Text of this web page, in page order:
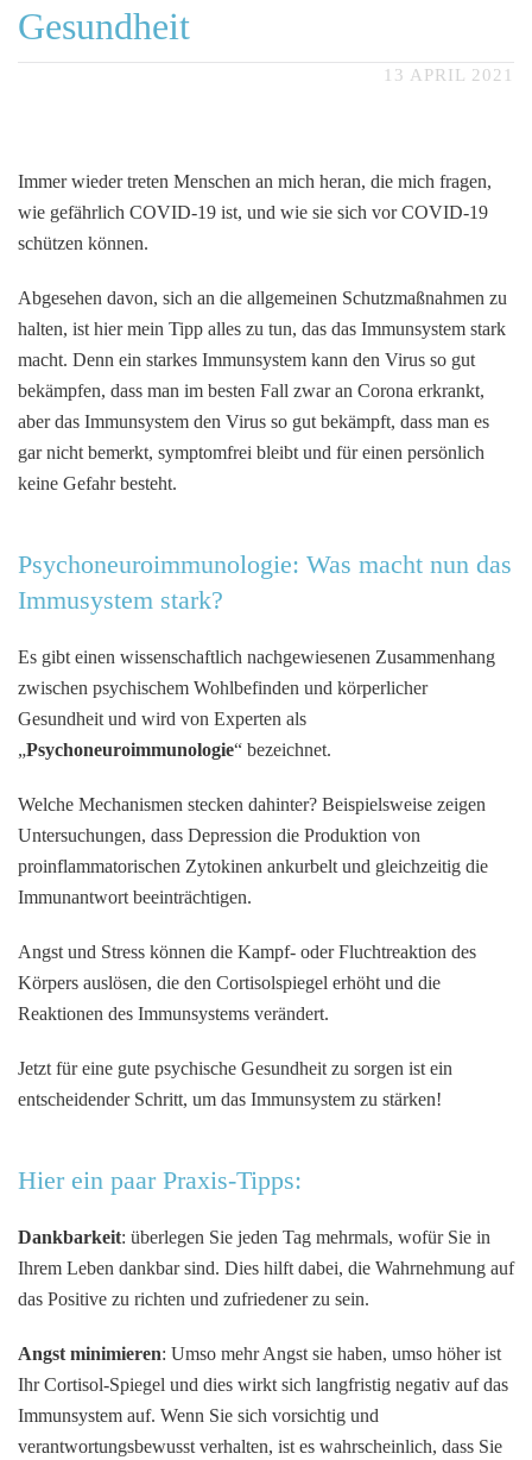
Gesundheit
13 APRIL 2021
Immer wieder treten Menschen an mich heran, die mich fragen,
wie gefährlich COVID-19 ist, und wie sie sich vor COVID-19
schützen können.
Abgesehen davon, sich an die allgemeinen Schutzmaßnahmen zu
halten, ist hier mein Tipp alles zu tun, das das Immunsystem stark
macht. Denn ein starkes Immunsystem kann den Virus so gut
bekämpfen, dass man im besten Fall zwar an Corona erkrankt,
aber das Immunsystem den Virus so gut bekämpft, dass man es
gar nicht bemerkt, symptomfrei bleibt und für einen persönlich
keine Gefahr besteht.
Psychoneuroimmunologie: Was macht nun das
Immusystem stark?
Es gibt einen wissenschaftlich nachgewiesenen Zusammenhang
zwischen psychischem Wohlbefinden und körperlicher
Gesundheit und wird von Experten als
„Psychoneuroimmunologie“ bezeichnet.
Welche Mechanismen stecken dahinter? Beispielsweise zeigen
Untersuchungen, dass Depression die Produktion von
proinflammatorischen Zytokinen ankurbelt und gleichzeitig die
Immunantwort beeinträchtigen.
Angst und Stress können die Kampf- oder Fluchtreaktion des
Körpers auslösen, die den Cortisolspiegel erhöht und die
Reaktionen des Immunsystems verändert.
Jetzt für eine gute psychische Gesundheit zu sorgen ist ein
entscheidender Schritt, um das Immunsystem zu stärken!
Hier ein paar Praxis-Tipps:
Dankbarkeit: überlegen Sie jeden Tag mehrmals, wofür Sie in
Ihrem Leben dankbar sind. Dies hilft dabei, die Wahrnehmung auf
das Positive zu richten und zufriedener zu sein.
Angst minimieren: Umso mehr Angst sie haben, umso höher ist
Ihr Cortisol-Spiegel und dies wirkt sich langfristig negativ auf das
Immunsystem auf. Wenn Sie sich vorsichtig und
verantwortungsbewusst verhalten, ist es wahrscheinlich, dass Sie